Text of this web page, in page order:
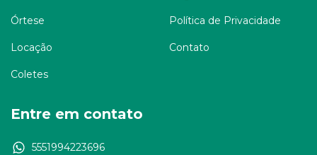
Órtese
Locação
Coletes
Política de Privacidade
Contato
Entre em contato
5551994223696